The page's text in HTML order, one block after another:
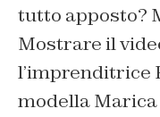
tutto apposto?
Mostrare il
l’imprenditrice
modella